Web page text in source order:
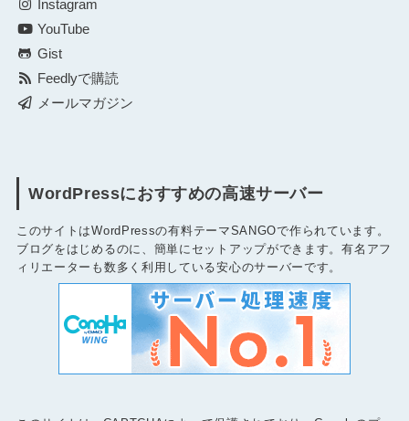
Instagram
YouTube
Gist
Feedlyで購読
メールマガジン
WordPressにおすすめの高速サーバー
このサイトはWordPressの有料テーマSANGOで作られています。
ブログをはじめるのに、簡単にセットアップができます。有名アフ
ィリエーターも数多く利用している安心のサーバーです。